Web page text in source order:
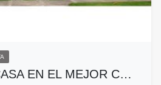
EN EL MEJOR C…